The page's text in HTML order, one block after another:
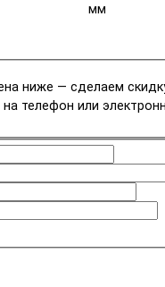
мм
ниже — сделаем
телефон или